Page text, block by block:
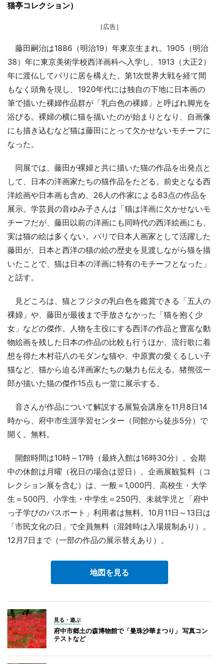
猫亭コレクション）
［広告］
藤田嗣治は1886（明治19）年東京生まれ。1905（明治
38）年に東京美術学校西洋画科へ入学し、1913（大正2）
年に渡仏してパリに居を構えた。第1次世界大戦を経て間
もなく頭角を現し、1920年代には独自の下地に日本画の
筆で描いた裸婦作品群が「乳白色の裸婦」と呼ばれ脚光を
浴びる。裸婦の横に猫を描いたのが始まりとなり、自画像
にも描き込むなど猫は藤田にとって欠かせないモチーフに
なった。
同展では、藤田が裸婦と共に描いた猫の作品を出発点と
して、日本の洋画家たちの猫作品をたどる。前史となる西
洋絵画や日本画も含め、26人の作家による83点の作品を
展示。学芸員の音ゆみ子さんは「猫は洋画に欠かせないモ
チーフだが、藤田以前の洋画にも同時代の西洋絵画にも、
実は猫の絵は多くない。パリで日本人画家として活躍した
藤田が、日本と西洋の猫の絵の歴史を見渡しながら猫を描
いたことで、猫は日本の洋画に特有のモチーフとなった」
と話す。
見どころは、猫とフジタの乳白色を鑑賞できる「五人の
裸婦」や、藤田が最後まで手放さなかった「猫を抱く少
女」などの傑作。人物を主役にする西洋の作品と豊富な動
物絵画を残した日本の作品の比較も行うほか、流行歌に着
想を得た木村荘八のモダンな猫や、中原實の愛くるしい子
猫など、猫から迫る洋画家たちの魅力も伝える。猪熊弦一
郎が描いた猫の傑作15点も一堂に展示する。
音さんが作品について解説する展覧会講座を11月8日14
時から、府中市生涯学習センター（同館から徒歩5分）で
開く。無料。
開館時間は10時～17時（最終入館は16時30分）。会期
中の休館は月曜（祝日の場合は翌日）。企画展観覧料（コ
レクション展を含む）は、一般＝1,000円、高校生・大学
生＝500円、小学生・中学生＝250円、未就学児と「府中
っ子学びのパスポート」利用者は無料。10月11日～13日は
「市民文化の日」で全員無料（混雑時は入場規制あり）。
12月7日まで（一部の作品の展示替えあり）。
地図を見る
見る・遊ぶ
府中市郷土の森博物館で「曼珠沙華まつり」 写真コン
テストなど